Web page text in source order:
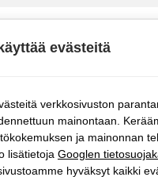
evästeitä
verkkosivuston
mainontaan.
ja mainonnan
lisätietoja Googlen
hyväksyt kaikki